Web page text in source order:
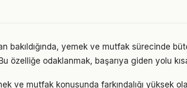
bakıldığında, yemek ve mutfak sürecinde
özelliğe odaklanmak, başarıya giden yolu
ve mutfak konusunda farkındalığı yüksek